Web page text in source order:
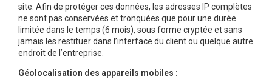
site. Afin de protéger ces données, les adresses IP complètes
ne sont pas conservées et tronquées que pour une durée
limitée dans le temps (6 mois), sous forme cryptée et sans
jamais les restituer dans l’interface du client ou quelque autre
endroit de l’entreprise.
Géolocalisation des appareils mobiles :